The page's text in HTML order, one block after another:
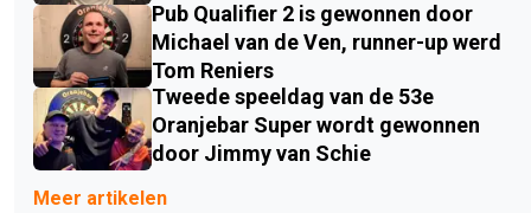
Pub Qualifier 2 is gewonnen door
Michael van de Ven, runner-up werd
Tom Reniers
Tweede speeldag van de 53e
Oranjebar Super wordt gewonnen
door Jimmy van Schie
Meer artikelen